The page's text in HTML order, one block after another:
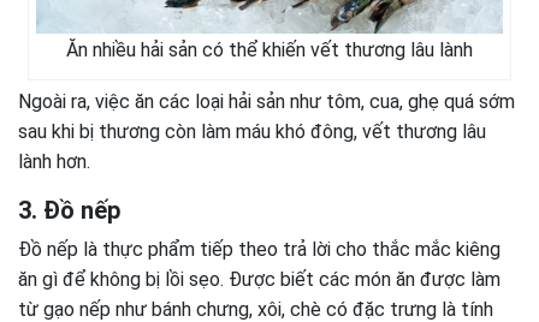
Ăn nhiều hải sản có thể khiến vết thương lâu lành
Ngoài ra, việc ăn các loại hải sản như tôm, cua, ghẹ quá sớm
sau khi bị thương còn làm máu khó đông, vết thương lâu
lành hơn.
3. Đồ nếp
Đồ nếp là thực phẩm tiếp theo trả lời cho thắc mắc kiêng
ăn gì để không bị lồi sẹo. Được biết các món ăn được làm
từ gạo nếp như bánh chưng, xôi, chè có đặc trưng là tính